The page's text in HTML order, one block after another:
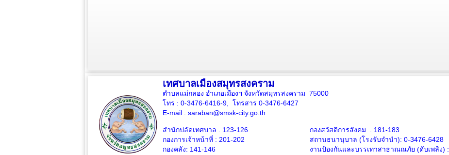
เทศบาลเมืองสมุทรสงคราม
ตำบลแม่กลอง อำเภอเมืองฯ จังหวัดสมุทรสงคราม 75000
โทร : 0-3476-6416-9, โทรสาร 0-3476-6427
E-mail : saraban@smsk-city.go.th
สำนักปลัดเทศบาล : 123-126
กองการเจ้าหน้าที่ : 201-202
กองคลัง: 141-146
กองสวัสดิการสังคม : 181-183
สถานธนานุบาล (โรงรับจำนำ): 0-3476-6428
งานป้องกันและบรรเทาสาธาณณภัย (ดับเพลิง) :